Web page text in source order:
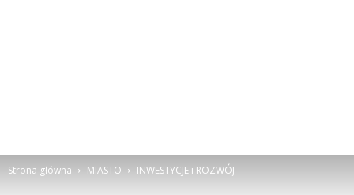
Strona główna MIASTO INWESTYCJE i ROZWÓJ